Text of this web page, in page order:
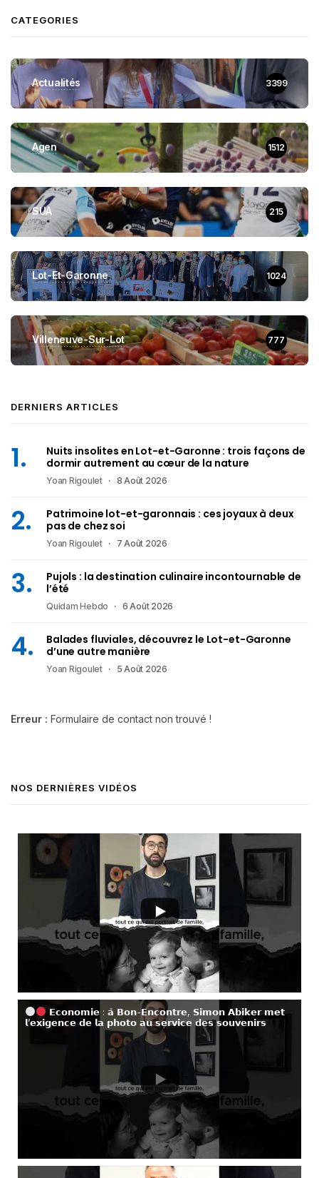
CATEGORIES
Actualités 3399
Agen 1512
SUA 215
Lot-Et-Garonne 1024
Villeneuve-Sur-Lot 777
DERNIERS ARTICLES
Nuits insolites en Lot-et-Garonne : trois façons de
dormir autrement au cœur de la nature
Yoan Rigoulet 8 Août 2026
Patrimoine lot-et-garonnais : ces joyaux à deux
pas de chez soi
Yoan Rigoulet 7 Août 2026
Pujols : la destination culinaire incontournable de
l’été
Quidam Hebdo 6 Août 2026
Balades fluviales, découvrez le Lot-et-Garonne
d’une autre manière
Yoan Rigoulet 5 Août 2026
Erreur : Formulaire de contact non trouvé !
NOS DERNIÈRES VIDÉOS
𝗘𝗰𝗼𝗻𝗼𝗺𝗶𝗲 : 𝗮̀ 𝗕𝗼𝗻-𝗘𝗻𝗰𝗼𝗻𝘁𝗿𝗲, 𝗦𝗶𝗺𝗼𝗻 𝗔𝗯𝗶𝗸𝗲𝗿 𝗺𝗲𝘁
𝗹’𝗲𝘅𝗶𝗴𝗲𝗻𝗰𝗲 𝗱𝗲 𝗹𝗮 𝗽𝗵𝗼𝘁𝗼 𝗮𝘂 𝘀𝗲𝗿𝘃𝗶𝗰𝗲 𝗱𝗲𝘀 𝘀𝗼𝘂𝘃𝗲𝗻𝗶𝗿𝘀